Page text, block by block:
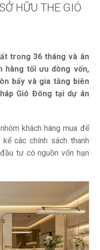
HỮU THE GIÓ
trong 36 tháng và ân
hàng tối ưu dòng vốn,
bẩy và gia tăng biên
Gió Đông tại dự án
khách hàng mua để
các chính sách thanh
tư có nguồn vốn hạn